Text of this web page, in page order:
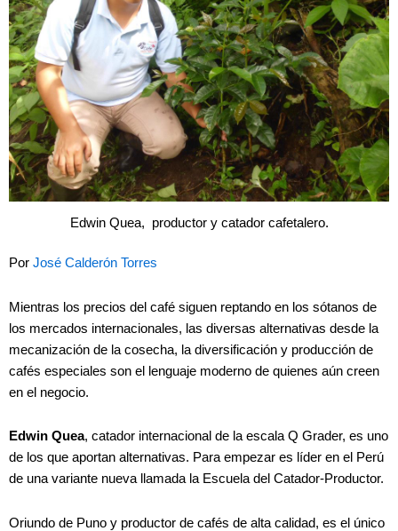
Edwin Quea, productor y catador cafetalero.
Por José Calderón Torres
Mientras los precios del café siguen reptando en los sótanos de
los mercados internacionales, las diversas alternativas desde la
mecanización de la cosecha, la diversificación y producción de
cafés especiales son el lenguaje moderno de quienes aún creen
en el negocio.
Edwin Quea, catador internacional de la escala Q Grader, es uno
de los que aportan alternativas. Para empezar es líder en el Perú
de una variante nueva llamada la Escuela del Catador-Productor.
Oriundo de Puno y productor de cafés de alta calidad, es el único